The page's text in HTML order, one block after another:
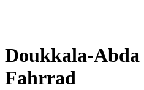
Doukkala-
Fahrrad